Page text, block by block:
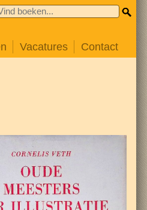
Vacatures Contact